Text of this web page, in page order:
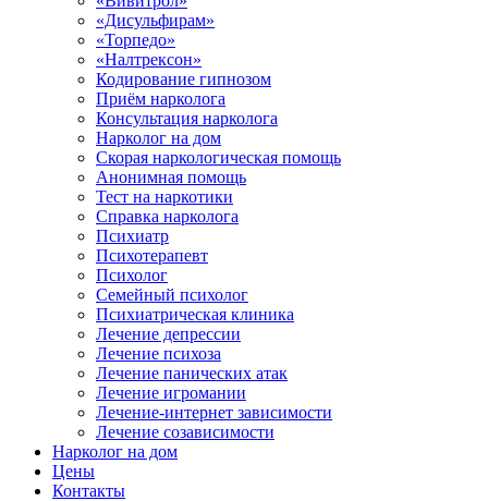
«Дисульфирам»
«Торпедо»
«Налтрексон»
Кодирование гипнозом
Приём нарколога
Консультация нарколога
Нарколог на дом
Скорая наркологическая помощь
Анонимная помощь
Тест на наркотики
Справка нарколога
Психиатр
Психотерапевт
Психолог
Семейный психолог
Психиатрическая клиника
Лечение депрессии
Лечение психоза
Лечение панических атак
Лечение игромании
Лечение-интернет зависимости
Лечение созависимости
Нарколог на дом
Цены
Контакты